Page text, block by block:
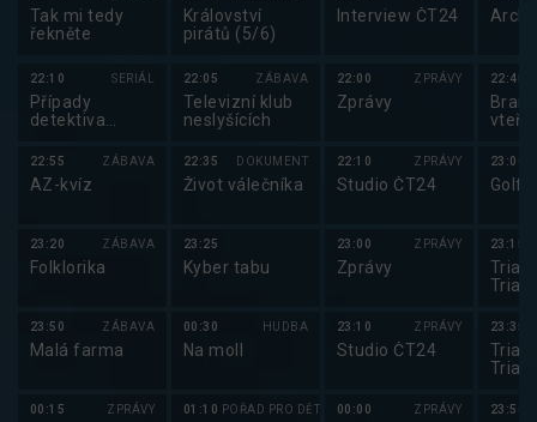
Tak mi tedy
řekněte
22:10 SERIÁL
Případy
detektiva
22:55 ZÁBAVA
AZ-kvíz
23:20 ZÁBAVA
Folklorika
23:50 ZÁBAVA
Malá farma
00:15 ZPRÁVY
Království
pirátů (5/6)
22:05 ZÁBAVA
Televizní klub
neslyšících
22:35 DOKUMENT
Život válečníka
23:25
Kyber tabu
00:30 HUDBA
Na moll
01:10 POŘAD PRO DĚTI
Interview ČT24
22:00 ZPRÁVY
Zprávy
22:10 ZPRÁVY
Studio ČT24
23:00 ZPRÁVY
Zprávy
23:10 ZPRÁVY
Studio ČT24
00:00 ZPRÁVY
22:45
23:00
Golf:
23:15
23:35
23:50